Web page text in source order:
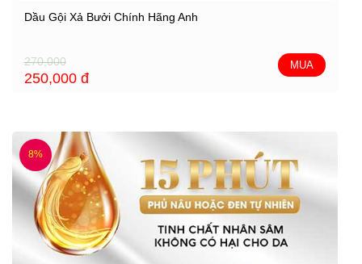
Dầu Gội Xả Bưởi Chính Hãng Anh
270,000
250,000 đ
MUA
8%